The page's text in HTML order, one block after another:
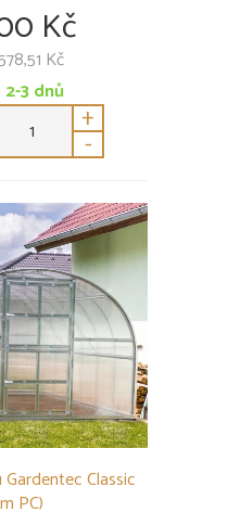
Kč
Kč
3 dnů
+
-
Classic
PC)